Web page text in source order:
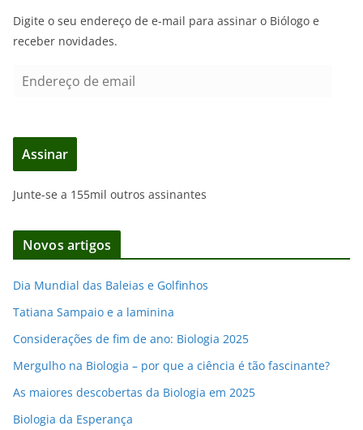
Digite o seu endereço de e-mail para assinar o Biólogo e
receber novidades.
e
e
ç
d
e
a
i
Assinar
Junte-se a 155mil outros assinantes
Novos artigos
Dia Mundial das Baleias e Golfinhos
Tatiana Sampaio e a laminina
Considerações de fim de ano: Biologia 2025
Mergulho na Biologia – por que a ciência é tão fascinante?
As maiores descobertas da Biologia em 2025
Biologia da Esperança